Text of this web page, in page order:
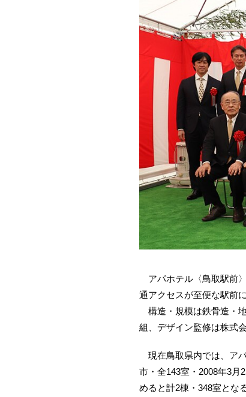
アパホテル〈鳥取駅前
通アクセスが至便な駅前
構造・規模は鉄骨造・
組、デザイン監修は株式
現在鳥取県内では、ア
市・全143室・2008年3月
めると計2棟・348室とな